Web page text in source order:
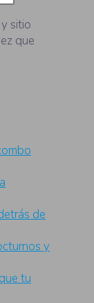
sitio
que
de
y
tu